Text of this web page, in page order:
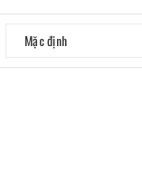
Mặc định